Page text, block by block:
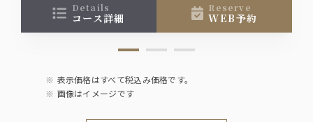
details
コース詳細
reserve
WEB予約
表示価格はすべて税込み価格です。
画像はイメージです